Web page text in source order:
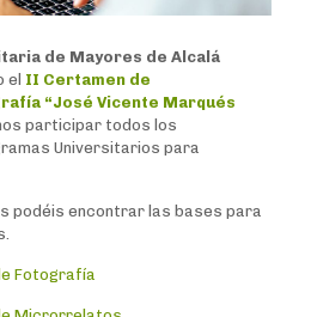
de Mayores de Alcalá
el II Certamen de
“José Vicente Marqués
participar todos los
Universitarios para
podéis encontrar las bases para
Fotografía